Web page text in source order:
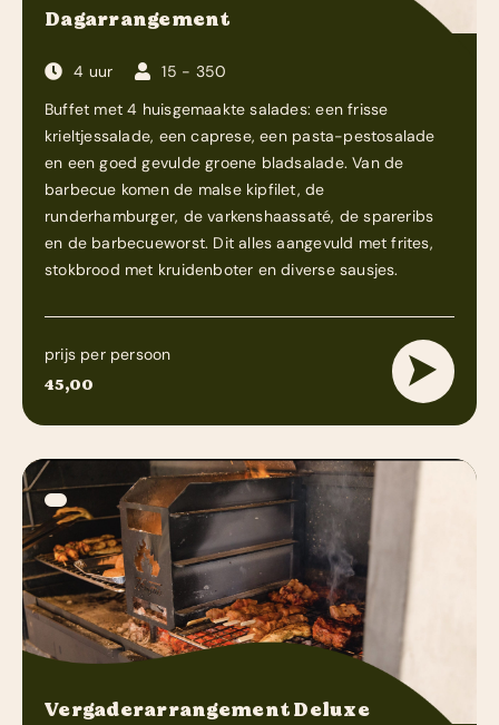
Dagarrangement
4 uur
15 - 350
Buffet met 4 huisgemaakte salades: een frisse
krieltjessalade, een caprese, een pasta-pestosalade
en een goed gevulde groene bladsalade. Van de
barbecue komen de malse kipfilet, de
runderhamburger, de varkenshaassaté, de spareribs
en de barbecueworst. Dit alles aangevuld met frites,
stokbrood met kruidenboter en diverse sausjes.
prijs per persoon
45,00
Vergaderarrangement Deluxe